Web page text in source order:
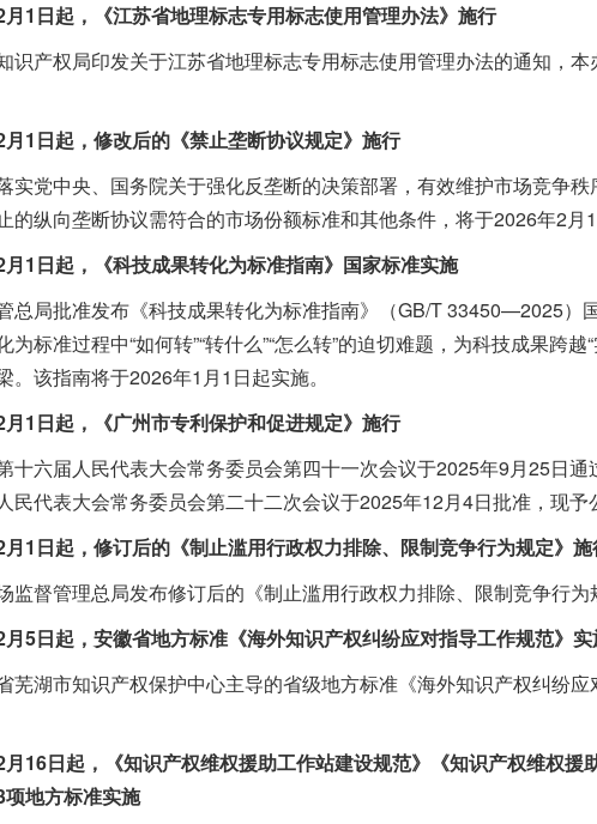
2月1日起，《江苏省地理标志专用标志使用管理办法》施行
产权局印发关于江苏省地理标志专用标志使用管理办法的通知，本
2月1日起，修改后的《禁止垄断协议规定》施行
党中央、国务院关于强化反垄断的决策部署，有效维护市场竞争秩
的纵向垄断协议需符合的市场份额标准和其他条件，将于2026年2月1
2月1日起，《科技成果转化为标准指南》国家标准实施
局批准发布《科技成果转化为标准指南》（GB/T 33450—2025）
为标准过程中“如何转”“转什么”“怎么转”的迫切难题，为科技成果跨
。该指南将于2026年1月1日起实施。
2月1日起，《广州市专利保护和促进规定》施行
六届人民代表大会常务委员会第四十一次会议于2025年9月25日通
民代表大会常务委员会第二十二次会议于2025年12月4日批准，现予
2月1日起，修订后的《制止滥用行政权力排除、限制竞争行为规定》
督管理总局发布修订后的《制止滥用行政权力排除、限制竞争行为
2月5日起，安徽省地方标准《海外知识产权纠纷应对指导工作规范》
湖市知识产权保护中心主导的省级地方标准《海外知识产权纠纷应
2月16日起，《知识产权维权援助工作站建设规范》《知识产权维权
地方标准实施